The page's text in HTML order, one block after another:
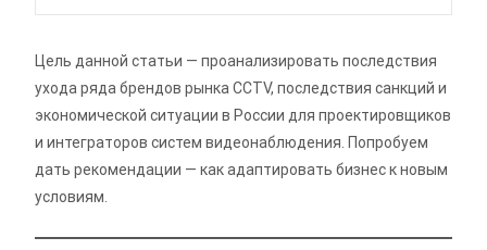
Цель данной статьи — проанализировать последствия
ухода ряда брендов рынка CCTV, последствия санкций и
экономической ситуации в России для проектировщиков
и интеграторов систем видеонаблюдения. Попробуем
дать рекомендации — как адаптировать бизнес к новым
условиям.